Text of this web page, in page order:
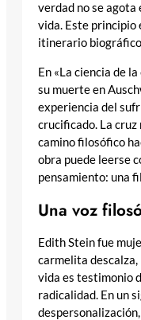
verdad no se agota
vida. Este principio
itinerario
En «La ciencia de
su muerte en
experiencia del
crucificado. La cruz
camino filosófico
obra puede leerse
pensamiento: una
Una voz
Edith Stein fue
carmelita
vida es testimonio
radicalidad. En un